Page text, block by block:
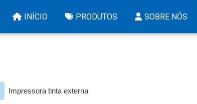
INÍCIO PRODUTOS SOBRE NÓS
Impressora tinta externa